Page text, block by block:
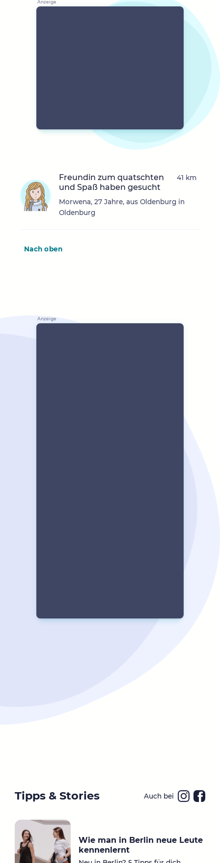
Freundin zum quatschten
und Spaß haben gesucht
Morwena, 27 Jahre, aus Oldenburg in
Oldenburg
41 km
Nach oben
Tipps & Stories Auch bei
a
ok
Wie man in Berlin neue Leute
kennenlernt